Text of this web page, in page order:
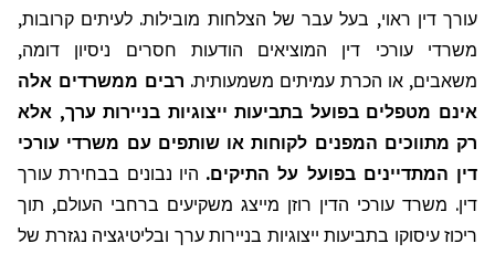
עורך דין ראוי, בעל עבר של הצלחות מובילות. לעיתים קרובות,
משרדי עורכי דין המוציאים הודעות חסרים ניסיון דומה,
משאבים, או הכרת עמיתים משמעותית. רבים ממשרדים אלה
אינם מטפלים בפועל בתביעות ייצוגיות בניירות ערך, אלא
רק מתווכים המפנים לקוחות או שותפים עם משרדי עורכי
דין המתדיינים בפועל על התיקים. היו נבונים בבחירת עורך
דין. משרד עורכי הדין רוזן מייצג משקיעים ברחבי העולם, תוך
ריכוז עיסוקו בתביעות ייצוגיות בניירות ערך ובליטיגציה נגזרת של